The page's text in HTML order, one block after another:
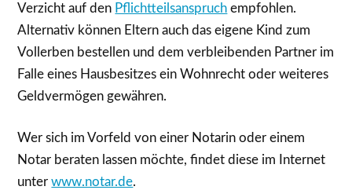
Verzicht auf den Pflichtteilsanspruch empfohlen.
Alternativ können Eltern auch das eigene Kind zum
Vollerben bestellen und dem verbleibenden Partner im
Falle eines Hausbesitzes ein Wohnrecht oder weiteres
Geldvermögen gewähren.
Wer sich im Vorfeld von einer Notarin oder einem
Notar beraten lassen möchte, findet diese im Internet
unterwww.notar.de.